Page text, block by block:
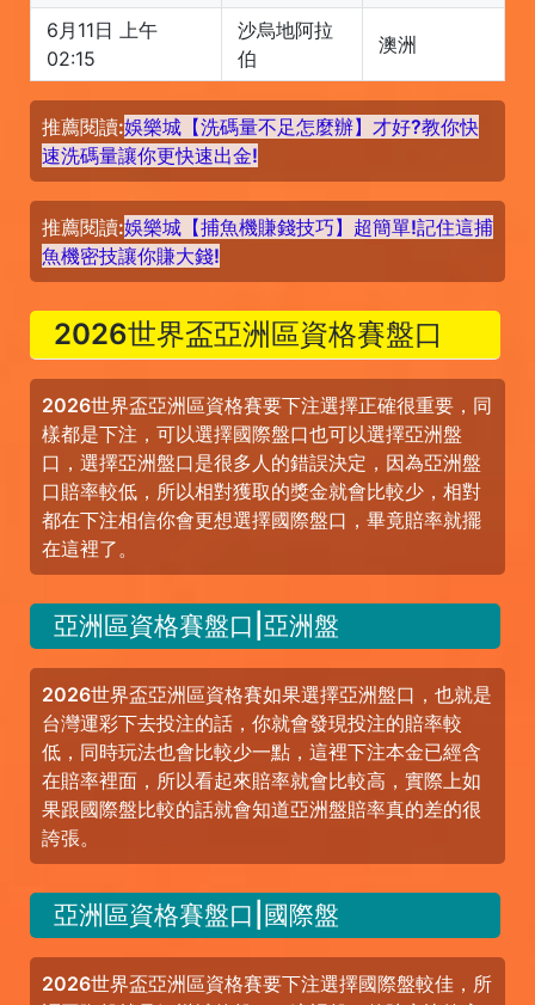
6月11日 上午
02:15
沙烏地阿拉
伯
澳洲
推薦閱讀:娛樂城【洗碼量不足怎麼辦】才好?教你快
速洗碼量讓你更快速出金!
推薦閱讀:娛樂城【捕魚機賺錢技巧】超簡單!記住這捕
魚機密技讓你賺大錢!
2026世界盃亞洲區資格賽盤口
2026世界盃亞洲區資格賽要下注選擇正確很重要，同
樣都是下注，可以選擇國際盤口也可以選擇亞洲盤
口，選擇亞洲盤口是很多人的錯誤決定，因為亞洲盤
口賠率較低，所以相對獲取的獎金就會比較少，相對
都在下注相信你會更想選擇國際盤口，畢竟賠率就擺
在這裡了。
亞洲區資格賽盤口|亞洲盤
2026世界盃亞洲區資格賽如果選擇亞洲盤口，也就是
台灣運彩下去投注的話，你就會發現投注的賠率較
低，同時玩法也會比較少一點，這裡下注本金已經含
在賠率裡面，所以看起來賠率就會比較高，實際上如
果跟國際盤比較的話就會知道亞洲盤賠率真的差的很
誇張。
亞洲區資格賽盤口|國際盤
2026世界盃亞洲區資格賽要下注選擇國際盤較佳，所